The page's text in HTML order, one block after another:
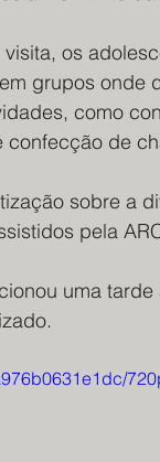
visita, os
grupos onde
como
confecção de
sobre a
pela
uma